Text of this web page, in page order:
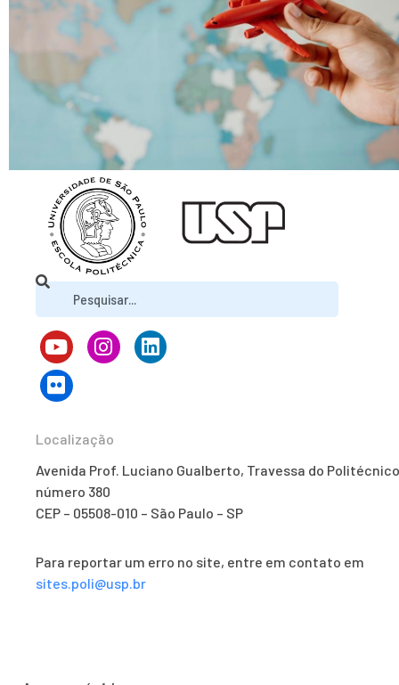
Localização
Avenida Prof. Luciano Gualberto, Travessa do
número 380
CEP – 05508-010 – São Paulo – SP
Para reportar um erro no site, entre em contato em
sites.poli@usp.br